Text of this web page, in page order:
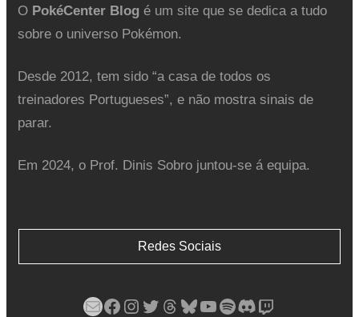
O PokéCenter Blogé um site que se dedica a tudo
sobre o universo Pokémon.
Desde 2012, tem sido “a casa de todos os
treinadores Portugueses”, e não mostra sinais de
parar.
Em 2024, o Prof. Dinis Sobro juntou-se á equipa.
Redes Sociais
Mail Facebook Instagram Twitter Threads Bluesky YouTube Spotify Discord Twitch